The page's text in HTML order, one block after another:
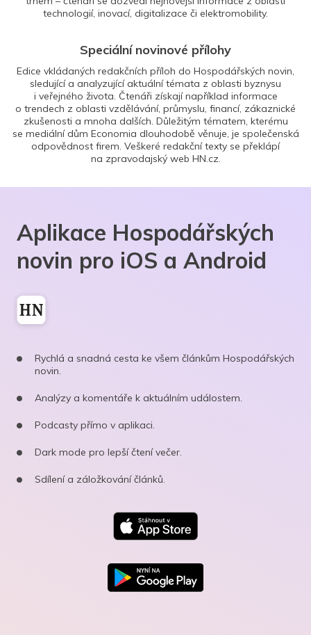
technologií, inovací, digitalizace či elektromobility.
Speciální novinové přílohy
Edice vkládaných redakčních příloh do Hospodářských novin,
sledující a analyzující aktuální témata z oblasti byznysu
i veřejného života. Čtenáři získají například informace
o trendech z oblasti vzdělávání, průmyslu, financí, zákaznické
zkušenosti a mnoha dalších. Důležitým tématem, kterému
se mediální dům Economia dlouhodobě věnuje, je společenská
odpovědnost firem. Veškeré redakční texty se překlápí
na zpravodajský web HN.cz.
Aplikace Hospodářských
novin pro iOS a Android
Rychlá a snadná cesta ke všem článkům Hospodářských
novin.
Analýzy a komentáře k aktuálním událostem.
Podcasty přímo v aplikaci.
Dark mode pro lepší čtení večer.
Sdílení a záložkování článků.